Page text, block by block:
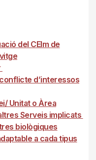
del CEIm de
d’interessos
Unitat o Àrea
Serveis implicats
biològiques
a cada tipus